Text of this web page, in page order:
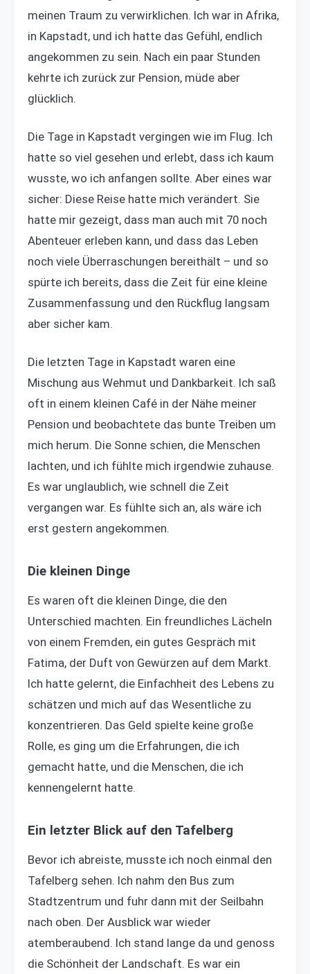
meinen Traum zu verwirklichen. Ich war in Afrika,
in Kapstadt, und ich hatte das Gefühl, endlich
angekommen zu sein. Nach ein paar Stunden
kehrte ich zurück zur Pension, müde aber
glücklich.
Die Tage in Kapstadt vergingen wie im Flug. Ich
hatte so viel gesehen und erlebt, dass ich kaum
wusste, wo ich anfangen sollte. Aber eines war
sicher: Diese Reise hatte mich verändert. Sie
hatte mir gezeigt, dass man auch mit 70 noch
Abenteuer erleben kann, und dass das Leben
noch viele Überraschungen bereithält – und so
spürte ich bereits, dass die Zeit für eine kleine
Zusammenfassung und den Rückflug langsam
aber sicher kam.
Die letzten Tage in Kapstadt waren eine
Mischung aus Wehmut und Dankbarkeit. Ich saß
oft in einem kleinen Café in der Nähe meiner
Pension und beobachtete das bunte Treiben um
mich herum. Die Sonne schien, die Menschen
lachten, und ich fühlte mich irgendwie zuhause.
Es war unglaublich, wie schnell die Zeit
vergangen war. Es fühlte sich an, als wäre ich
erst gestern angekommen.
Die kleinen Dinge
Es waren oft die kleinen Dinge, die den
Unterschied machten. Ein freundliches Lächeln
von einem Fremden, ein gutes Gespräch mit
Fatima, der Duft von Gewürzen auf dem Markt.
Ich hatte gelernt, die Einfachheit des Lebens zu
schätzen und mich auf das Wesentliche zu
konzentrieren. Das Geld spielte keine große
Rolle, es ging um die Erfahrungen, die ich
gemacht hatte, und die Menschen, die ich
kennengelernt hatte.
Ein letzter Blick auf den Tafelberg
Bevor ich abreiste, musste ich noch einmal den
Tafelberg sehen. Ich nahm den Bus zum
Stadtzentrum und fuhr dann mit der Seilbahn
nach oben. Der Ausblick war wieder
atemberaubend. Ich stand lange da und genoss
die Schönheit der Landschaft. Es war ein